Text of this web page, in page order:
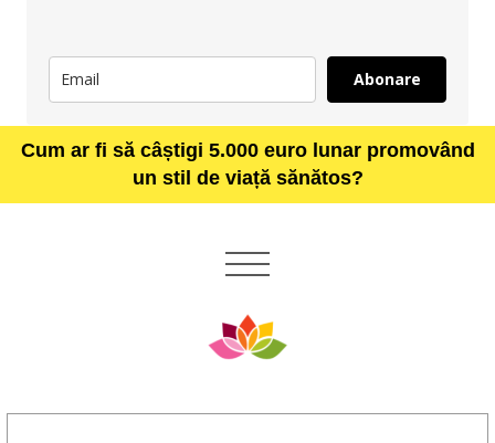
Abonare
Cum ar fi să câștigi 5.000 euro lunar promovând
un stil de viață sănătos?